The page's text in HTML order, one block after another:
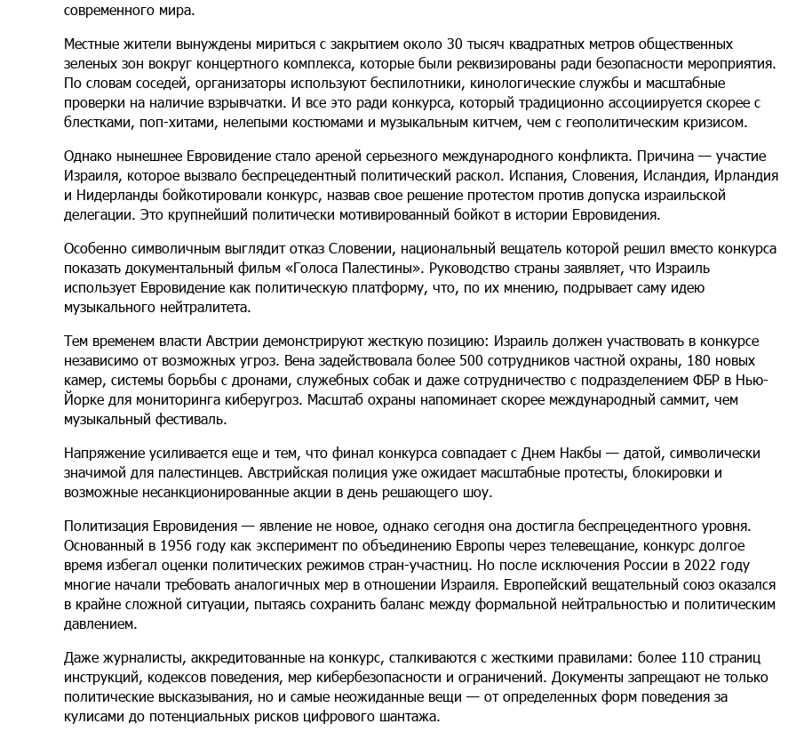
современного мира.
Местные жители вынуждены мириться с закрытием около 30 тысяч квадратных метров общественных
зеленых зон вокруг концертного комплекса, которые были реквизированы ради безопасности мероприятия.
По словам соседей, организаторы используют беспилотники, кинологические службы и масштабные
проверки на наличие взрывчатки. И все это ради конкурса, который традиционно ассоциируется скорее с
блестками, поп-хитами, нелепыми костюмами и музыкальным китчем, чем с геополитическим кризисом.
Однако нынешнее Евровидение стало ареной серьезного международного конфликта. Причина — участие
Израиля, которое вызвало беспрецедентный политический раскол. Испания, Словения, Исландия, Ирландия
и Нидерланды бойкотировали конкурс, назвав свое решение протестом против допуска израильской
делегации. Это крупнейший политически мотивированный бойкот в истории Евровидения.
Особенно символичным выглядит отказ Словении, национальный вещатель которой решил вместо конкурса
показать документальный фильм «Голоса Палестины». Руководство страны заявляет, что Израиль
использует Евровидение как политическую платформу, что, по их мнению, подрывает саму идею
музыкального нейтралитета.
Тем временем власти Австрии демонстрируют жесткую позицию: Израиль должен участвовать в конкурсе
независимо от возможных угроз. Вена задействовала более 500 сотрудников частной охраны, 180 новых
камер, системы борьбы с дронами, служебных собак и даже сотрудничество с подразделением ФБР в Нью-
Йорке для мониторинга киберугроз. Масштаб охраны напоминает скорее международный саммит, чем
музыкальный фестиваль.
Напряжение усиливается еще и тем, что финал конкурса совпадает с Днем Накбы — датой, символически
значимой для палестинцев. Австрийская полиция уже ожидает масштабные протесты, блокировки и
возможные несанкционированные акции в день решающего шоу.
Политизация Евровидения — явление не новое, однако сегодня она достигла беспрецедентного уровня.
Основанный в 1956 году как эксперимент по объединению Европы через телевещание, конкурс долгое
время избегал оценки политических режимов стран-участниц. Но после исключения России в 2022 году
многие начали требовать аналогичных мер в отношении Израиля. Европейский вещательный союз оказался
в крайне сложной ситуации, пытаясь сохранить баланс между формальной нейтральностью и политическим
давлением.
Даже журналисты, аккредитованные на конкурс, сталкиваются с жесткими правилами: более 110 страниц
инструкций, кодексов поведения, мер кибербезопасности и ограничений. Документы запрещают не только
политические высказывания, но и самые неожиданные вещи — от определенных форм поведения за
кулисами до потенциальных рисков цифрового шантажа.